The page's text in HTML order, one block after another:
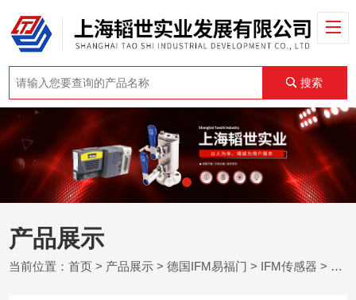
搜索
产品展示
当前位置：首页 > 产品展示 >德国IFM易福门 > IFM传感器 > DX2023德国易福门IFM监控速度及时间多功能显示器